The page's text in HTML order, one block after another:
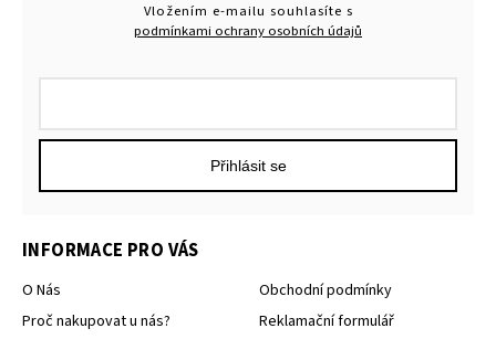
INFORMACE PRO VÁS
O Nás
Proč nakupovat u nás?
Obchodní podmínky
Reklamační formulář
Vložením e-mailu souhlasíte s
podmínkami ochrany osobních údajů
Přihlásit se